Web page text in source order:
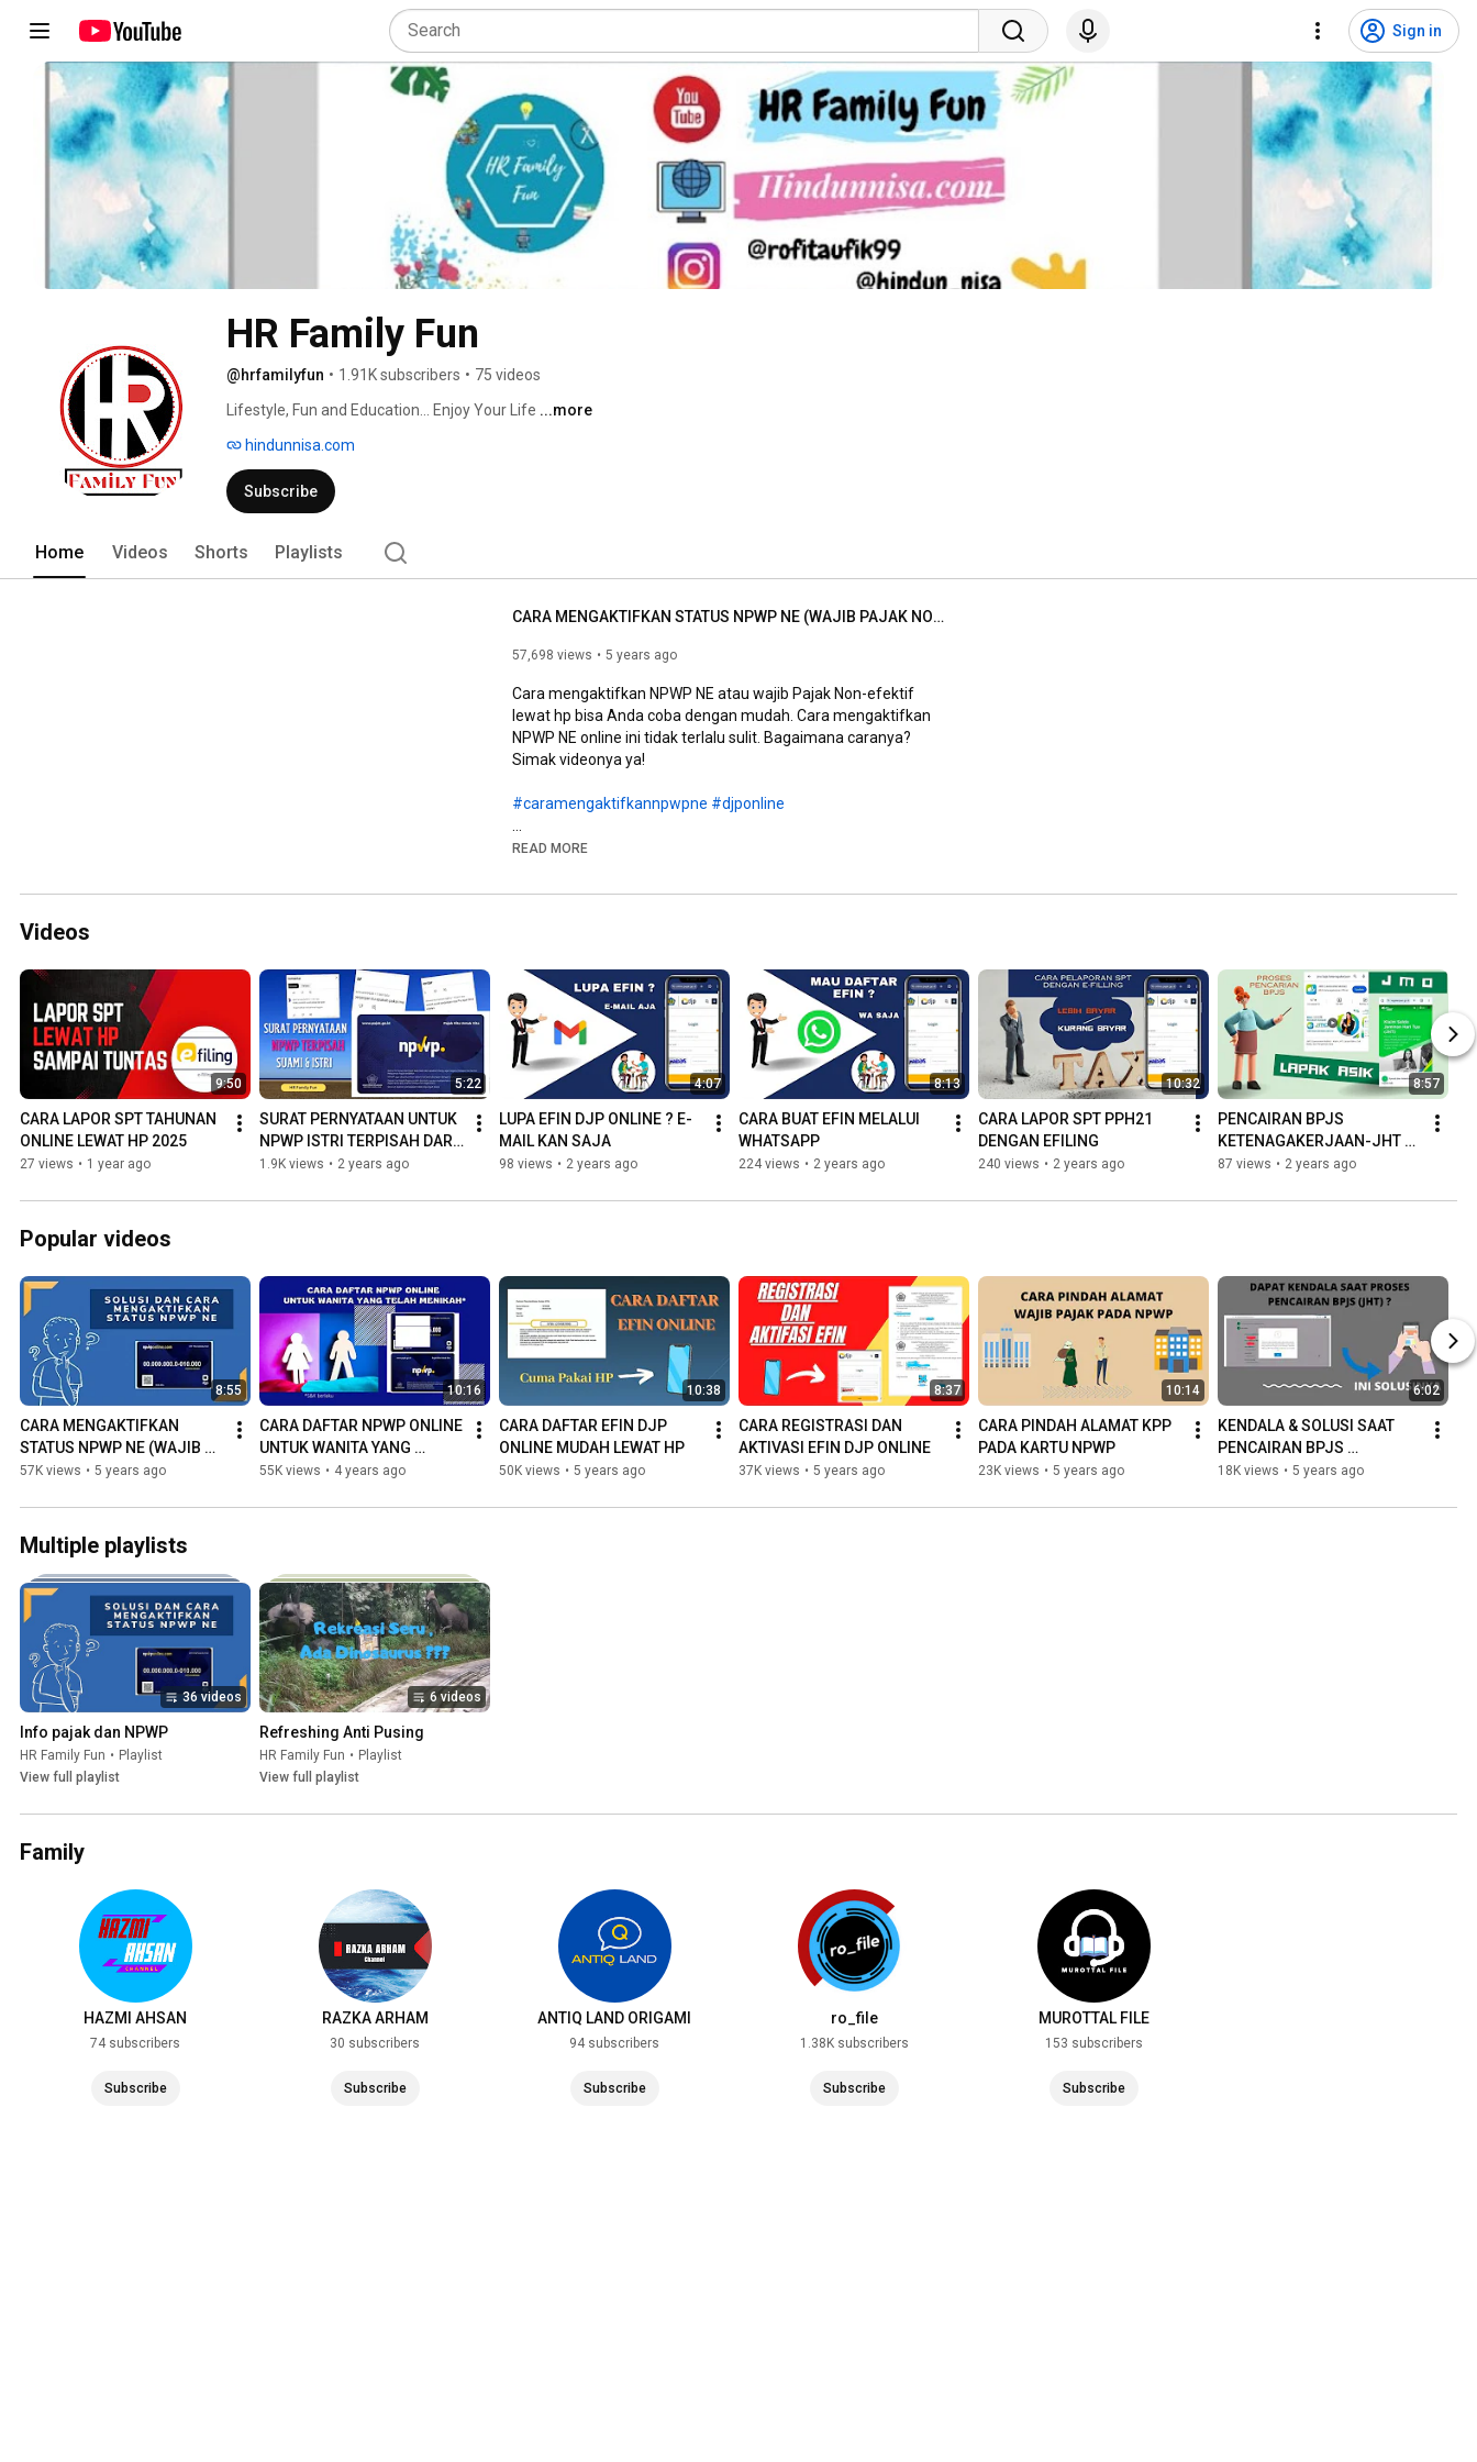
Sign in
HR Family Fun
@hrfamilyfun • 1.91K subscribers • 75 videos
Lifestyle, Fun and Education... Enjoy Your Life ...more
hindunnisa.com
Subscribe
Home Videos Shorts Playlists
CARA MENGAKTIFKAN STATUS NPWP NE (WAJIB PAJAK NON EFEKTIF) MUDAH LEWAT HP
57,698 views 5 years ago
Cara mengaktifkan NPWP NE atau wajib Pajak Non-efektif
lewat hp bisa Anda coba dengan mudah. Cara mengaktifkan
NPWP NE online ini tidak terlalu sulit. Bagaimana caranya?
Simak videonya ya!
#caramengaktifkannpwpne #djponline
READ MORE
Videos
9:50
CARA LAPOR SPT TAHUNAN
ONLINE LEWAT HP 2025
27 views • 1 year ago
5:22
SURAT PERNYATAAN UNTUK
NPWP ISTRI TERPISAH DARI
SUAMI
1.9K views • 2 years ago
4:07
LUPA EFIN DJP ONLINE ? E-
MAIL KAN SAJA
98 views • 2 years ago
8:13
CARA BUAT EFIN MELALUI
WHATSAPP
224 views • 2 years ago
10:32
CARA LAPOR SPT PPH21
DENGAN EFILING
240 views • 2 years ago
8:57
PENCAIRAN BPJS
KETENAGAKERJAAN-JHT
MELALUI LAPAKASIK
87 views • 2 years ago
Popular videos
8:55
CARA MENGAKTIFKAN
STATUS NPWP NE (WAJIB
PAJAK NON EFEKTIF)
57K views • 5 years ago
10:16
CARA DAFTAR NPWP ONLINE
UNTUK WANITA YANG
SUDAH MENIKAH
55K views • 4 years ago
10:38
CARA DAFTAR EFIN DJP
ONLINE MUDAH LEWAT HP
50K views • 5 years ago
8:37
CARA REGISTRASI DAN
AKTIVASI EFIN DJP ONLINE
37K views • 5 years ago
10:14
CARA PINDAH ALAMAT KPP
PADA KARTU NPWP
23K views • 5 years ago
6:02
KENDALA & SOLUSI SAAT
PENCAIRAN BPJS
KETENAGAKERJAAN
18K views • 5 years ago
Multiple playlists
36 videos
Info pajak dan NPWP
HR Family Fun • Playlist
View full playlist
6 videos
Refreshing Anti Pusing
HR Family Fun • Playlist
View full playlist
Family
HAZMI AHSAN
74 subscribers
Subscribe
RAZKA ARHAM
30 subscribers
Subscribe
ANTIQ LAND ORIGAMI
94 subscribers
Subscribe
ro_file
1.38K subscribers
Subscribe
MUROTTAL FILE
153 subscribers
Subscribe